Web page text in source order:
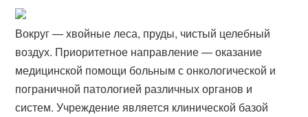
Вокруг — хвойные леса, пруды, чистый целебный
воздух. Приоритетное направление — оказание
медицинской помощи больным с онкологической и
пограничной патологией различных органов и
систем. Учреждение является клинической базой